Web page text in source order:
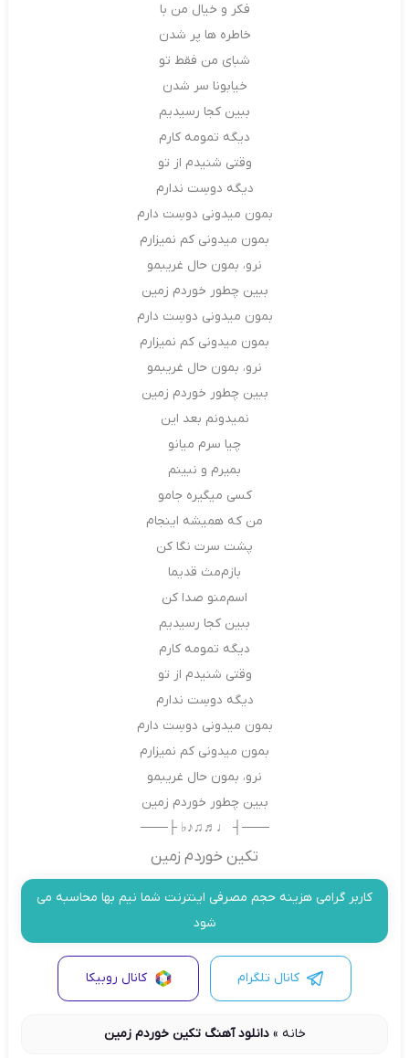
فکر و خیال من با
خاطره ها پر شدن
شبای من فقط تو
خیابونا سر شدن
ببین کجا رسیدیم
دیگه تمومه کارم
وقتی شنیدم از تو
دیگه دوسِت ندارم
بمون میدونی دوسِت دارم
بمون میدونی کم نمیزارم
نرو، بمون حال غریبمو
ببین چطور خوردم زمین
بمون میدونی دوسِت دارم
بمون میدونی کم نمیزارم
نرو، بمون حال غریبمو
ببین چطور خوردم زمین
نمیدونم بعد این
چیا سرم میانو
بمیرم و نبینم
کسی میگیره جامو
من که همیشه اینجام
پشت سرت نگا کن
بازم‌مث قدیما
اسم‌منو صدا کن
ببین کجا رسیدیم
دیگه تمومه کارم
وقتی شنیدم از تو
دیگه دوسِت ندارم
بمون میدونی دوسِت دارم
بمون میدونی کم نمیزارم
نرو، بمون حال غریبمو
ببین چطور خوردم زمین
───┤ ♩♬♫♪♭ ├───
تکین خوردم زمین
کاربر گرامی هزینه حجم مصرفی اینترنت شما نیم بها محاسبه می
شود
کانال تلگرام کانال روبیکا
خانه »دانلود آهنگ تکین خوردم زمین